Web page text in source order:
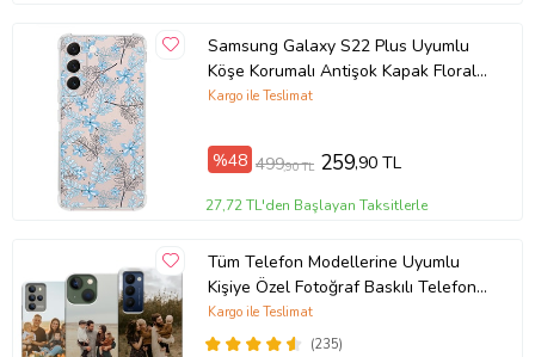
Samsung Galaxy S22 Plus Uyumlu
Köşe Korumalı Antişok Kapak Floral
Kargo ile Teslimat
%48 499,90 TL 259,90 TL
27,72 TL'den Başlayan Taksitlerle
Tüm Telefon Modellerine Uyumlu
Kişiye Özel Fotoğraf Baskılı Telefon
Kılıfı
(235)
Kargo ile Teslimat